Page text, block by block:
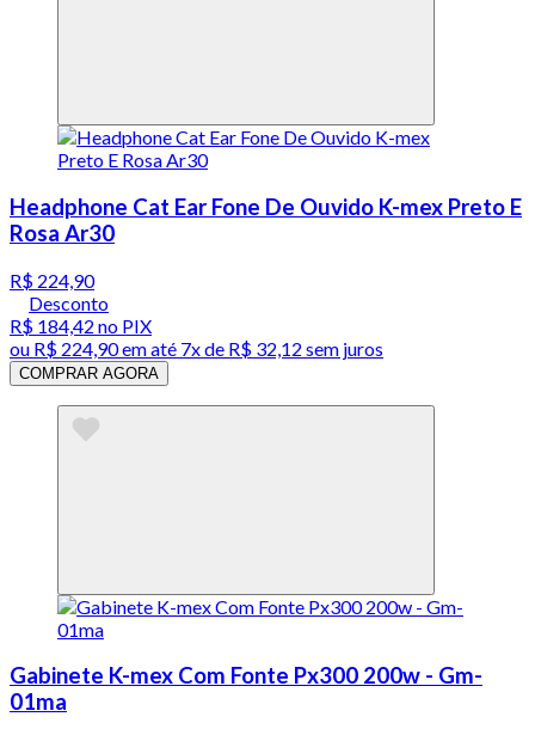
Headphone Cat Ear Fone De Ouvido K-mex Preto E
Rosa Ar30
R$ 224,90
Desconto
R$ 184,42 no PIX
ou R$ 224,90em até 7x de R$ 32,12 sem juros
COMPRAR AGORA
Gabinete K-mex Com Fonte Px300 200w - Gm-
01ma